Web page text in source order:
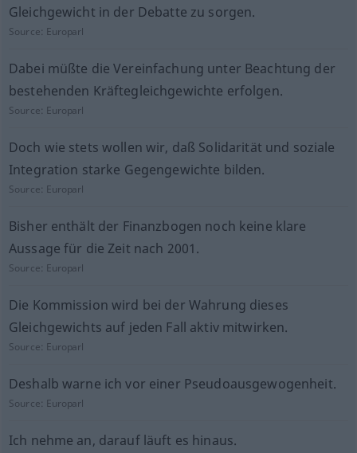
Gleichgewicht in der Debatte zu sorgen.
Source: Europarl
Dabei müßte die Vereinfachung unter Beachtung der
bestehenden Kräftegleichgewichte erfolgen.
Source: Europarl
Doch wie stets wollen wir, daß Solidarität und soziale
Integration starke Gegengewichte bilden.
Source: Europarl
Bisher enthält der Finanzbogen noch keine klare
Aussage für die Zeit nach 2001.
Source: Europarl
Die Kommission wird bei der Wahrung dieses
Gleichgewichts auf jeden Fall aktiv mitwirken.
Source: Europarl
Deshalb warne ich vor einer Pseudoausgewogenheit.
Source: Europarl
Ich nehme an, darauf läuft es hinaus.